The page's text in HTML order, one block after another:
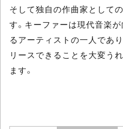
そして独自の作曲家として
す。キーファーは現代音楽
るアーティストの一人であ
リースできることを大変う
ます。